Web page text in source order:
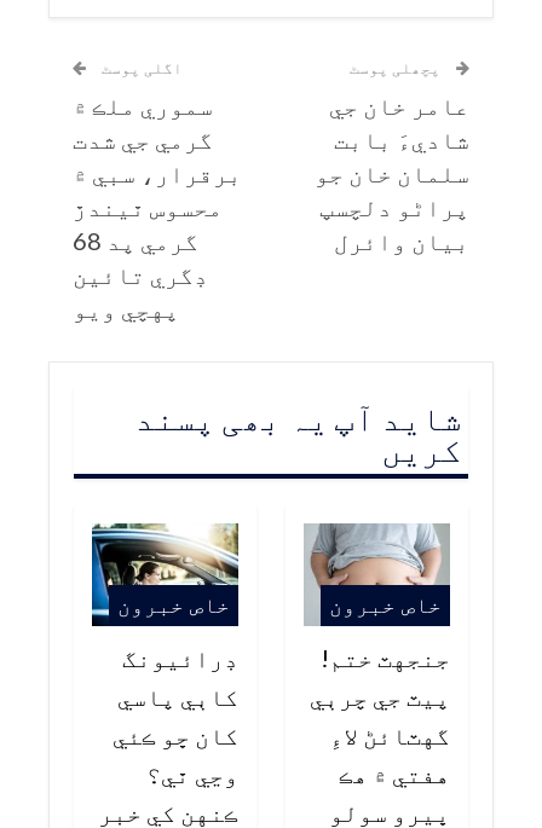
پچھلی پوسٹ
عامر خان جي
شاديءَ بابت
سلمان خان جو
پراڻو دلچسپ
بيان وائرل
اگلی پوسٹ
سموري ملڪ ۾
گرمي جي شدت
برقرار، سبي ۾
محسوس ٿيندڙ
گرمي پد 68
ڊگري تائين
پهچي ويو
شاید آپ یہ بھی پسند
کریں
خاص خبرون
جنجهٽ ختم!
پيٽ جي چرٻي
گهٽائڻ لاءِ
هفتي ۾ هڪ
ڀيرو سولو
خاص خبرون
ڊرائيونگ
کاٻي پاسي
کان ڇو ڪئي
وڃي ٿي؟
ڪنهن کي خبر